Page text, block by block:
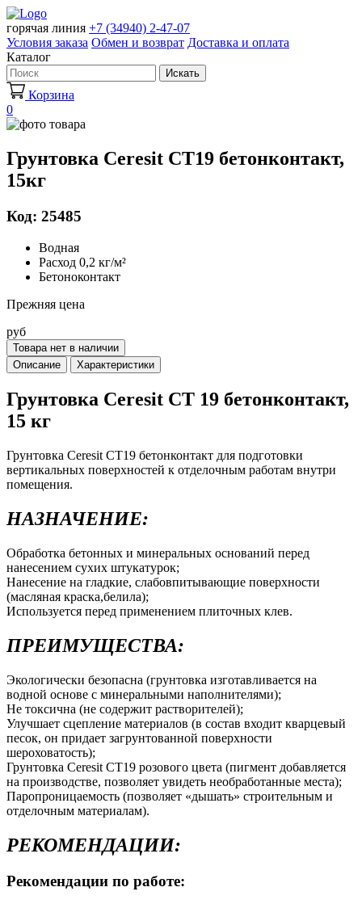
горячая линия +7 (34940) 2-47-07
Условия заказа Обмен и возврат Доставка и оплата
Каталог
Искать
Корзина
0
Грунтовка Ceresit CT19 бетонконтакт,
15кг
Код: 25485
Водная
Расход 0,2 кг/м²
Бетоноконтакт
Прежняя цена
руб
Товара нет в наличии
Описание
Характеристики
Грунтовка Ceresit CT 19 бетонконтакт,
15 кг
Грунтовка Ceresit СТ19 бетонконтакт для подготовки
вертикальных поверхностей к отделочным работам внутри
помещения.
НАЗНАЧЕНИЕ:
Обработка бетонных и минеральных оснований перед
нанесением сухих штукатурок;
Нанесение на гладкие, слабовпитывающие поверхности
(масляная краска,белила);
Используется перед применением плиточных клев.
ПРЕИМУЩЕСТВА:
Экологически безопасна (грунтовка изготавливается на
водной основе с минеральными наполнителями);
Не токсична (не содержит растворителей);
Улучшает сцепление материалов (в состав входит кварцевый
песок, он придает загрунтованной поверхности
шероховатость);
Грунтовка Ceresit СТ19 розового цвета (пигмент добавляется
на производстве, позволяет увидеть необработанные места);
Паропроницаемость (позволяет «дышать» строительным и
отделочным материалам).
РЕКОМЕНДАЦИИ:
Рекомендации по работе: